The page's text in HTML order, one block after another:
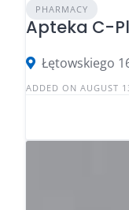
PHARMACY
Apteka C-
Łętowskiego
ADDED ON AUGUST